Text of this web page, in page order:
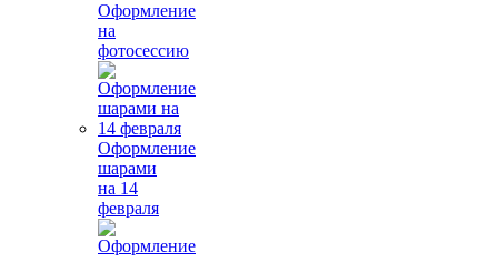
Оформление
на
фотосессию
Оформление
шарами
на 14
февраля